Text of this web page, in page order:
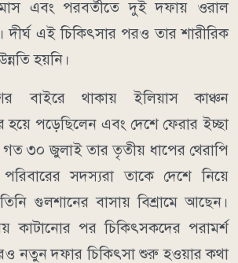
এবং পরবর্তীতে দুই দফায় ওরাল
দীর্ঘ এই চিকিৎসার পরও তার শারীরিক
হয়নি।
বাইরে থাকায় ইলিয়াস কাঞ্চন
হয়ে পড়েছিলেন এবং দেশে ফেরার ইচ্ছা
গত ৩০ জুলাই তার তৃতীয় ধাপের থেরাপি
সদস্যরা তাকে দেশে নিয়ে
গুলশানের বাসায় বিশ্রামে আছেন।
কাটানোর পর চিকিৎসকদের পরামর্শ
নতুন দফার চিকিৎসা শুরু হওয়ার কথা